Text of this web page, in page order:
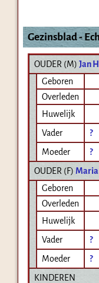
Gezinsblad -
OUDER (M) Jan
Geboren
Overleden
Huwelijk
Vader
?
Moeder
?
OUDER (F) Maria
Geboren
Overleden
Huwelijk
Vader
?
Moeder
?
KINDEREN